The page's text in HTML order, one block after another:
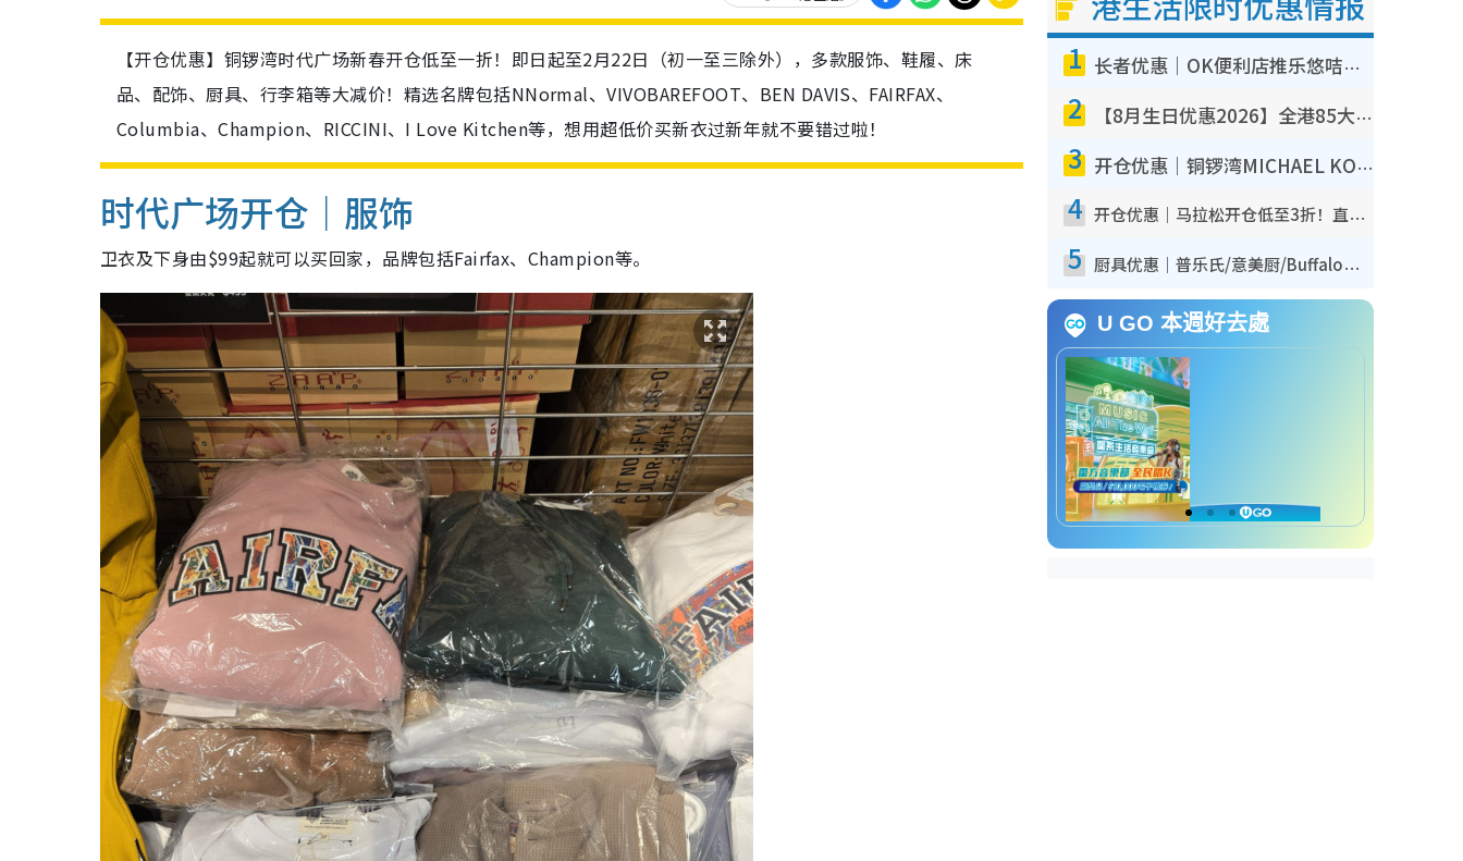
【开仓优惠】铜锣湾时代广场新春开仓低至一折！即日起至2月22日（初一至三除外），多款服饰、鞋履、床
品、配饰、厨具、行李箱等大减价！精选名牌包括NNormal、VIVOBAREFOOT、BEN DAVIS、FAIRFAX、
Columbia、Champion、RICCINI、I Love Kitchen等，想用超低价买新衣过新年就不要错过啦！
时代广场开仓｜服饰
卫衣及下身由$99起就可以买回家，品牌包括Fairfax、Champion等。
1 长者优惠｜OK便利店推乐悠咭优惠！买面包/牛奶/保健品拍卡即减
2 【8月生日优惠2026】全港85大食买玩著数攻略 自助餐/火锅放题同行免费＋诚品/DONKI送现金券
3 开仓优惠｜铜锣湾MICHAEL KORS开仓低至17折！直击$500起买手袋/钱包/鞋款 必买经典Jet Set系列
4 开仓优惠｜马拉松开仓低至3折！直击$99起买adidas／New Balance／Puma鞋款 STANLEY保温杯劈价至$119起
5 厨具优惠｜普乐氏/意美厨/Buffalo厨具低至3折！$89起买煎锅/炒锅/个人锅 同场小家电激减至$99起
U GO 本週好去處